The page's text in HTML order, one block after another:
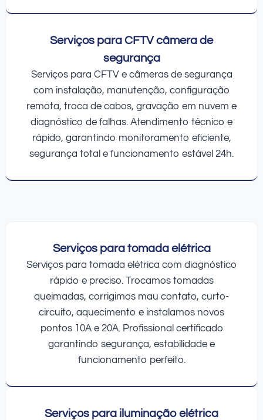
Serviços para CFTV câmera de
segurança
Serviços para CFTV e câmeras de segurança
com instalação, manutenção, configuração
remota, troca de cabos, gravação em nuvem e
diagnóstico de falhas. Atendimento técnico e
rápido, garantindo monitoramento eficiente,
segurança total e funcionamento estável 24h.
Serviços para tomada elétrica
Serviços para tomada elétrica com diagnóstico
rápido e preciso. Trocamos tomadas
queimadas, corrigimos mau contato, curto-
circuito, aquecimento e instalamos novos
pontos 10A e 20A. Profissional certificado
garantindo segurança, estabilidade e
funcionamento perfeito.
Serviços para iluminação elétrica